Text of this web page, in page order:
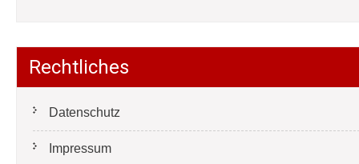
Rechtliches
Datenschutz
Impressum